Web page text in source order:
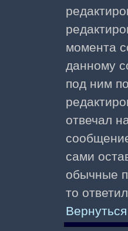
момента
данному
под ним
отвечал
сами
обычные
то